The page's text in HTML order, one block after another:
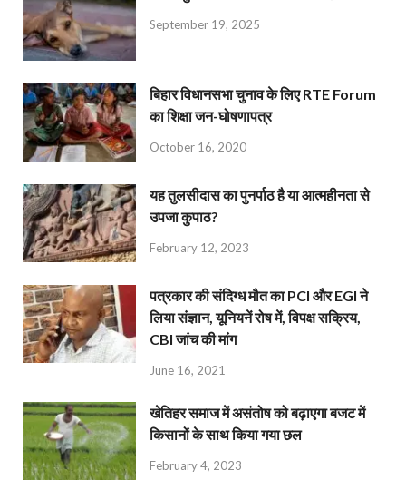
September 19, 2025
बिहार विधानसभा चुनाव के लिए RTE Forum
का शिक्षा जन-घोषणापत्र
October 16, 2020
यह तुलसीदास का पुनर्पाठ है या आत्महीनता से
उपजा कुपाठ?
February 12, 2023
पत्रकार की संदिग्ध मौत का PCI और EGI ने
लिया संज्ञान, यूनियनें रोष में, विपक्ष सक्रिय,
CBI जांच की मांग
June 16, 2021
खेतिहर समाज में असंतोष को बढ़ाएगा बजट में
किसानों के साथ किया गया छल
February 4, 2023